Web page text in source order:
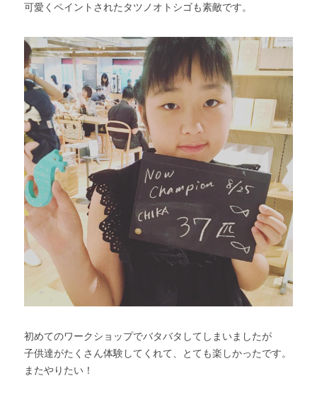
可愛くペイントされたタツノオトシゴも素敵です。
初めてのワークショップでバタバタしてしまいましたが
子供達がたくさん体験してくれて、とても楽しかったです。
またやりたい！